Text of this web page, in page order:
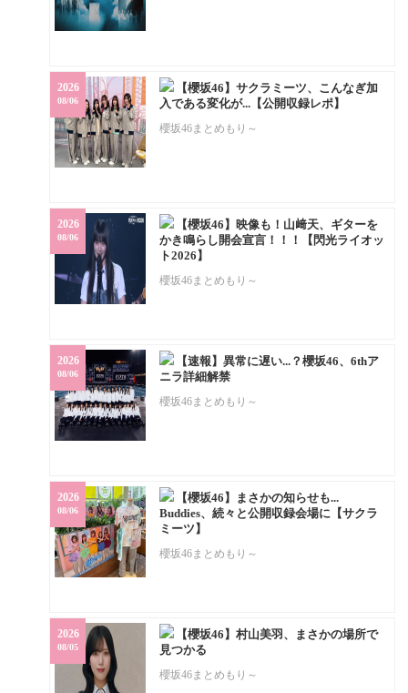
【櫻坂46】サクラミーツ、こんなぎ加
入である変化が...【公開収録レポ】
櫻坂46まとめもり～
2026
08/06
【櫻坂46】映像も！山﨑天、ギターを
かき鳴らし開会宣言！！！【閃光ライオッ
ト2026】
櫻坂46まとめもり～
2026
08/06
【速報】異常に遅い...？櫻坂46、6thア
ニラ詳細解禁
櫻坂46まとめもり～
2026
08/06
【櫻坂46】まさかの知らせも...
Buddies、続々と公開収録会場に【サクラ
ミーツ】
櫻坂46まとめもり～
2026
08/06
【櫻坂46】村山美羽、まさかの場所で
見つかる
櫻坂46まとめもり～
2026
08/05